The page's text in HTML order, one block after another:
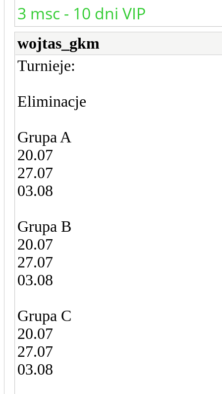
3 msc - 10 dni VIP
wojtas_gkm
Turnieje:
Eliminacje
Grupa A
20.07
27.07
03.08
Grupa B
20.07
27.07
03.08
Grupa C
20.07
27.07
03.08